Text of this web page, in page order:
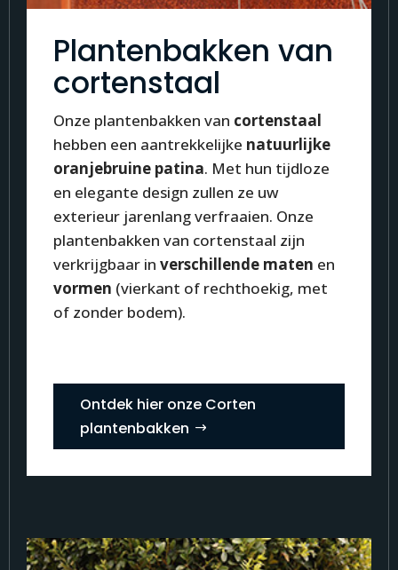
Plantenbakken van
cortenstaal
Onze plantenbakken van cortenstaal
hebben een aantrekkelijke natuurlijke
oranjebruine patina. Met hun tijdloze
en elegante design zullen ze uw
exterieur jarenlang verfraaien. Onze
plantenbakken van cortenstaal zijn
verkrijgbaar in verschillende maten en
vormen (vierkant of rechthoekig, met
of zonder bodem).
Ontdek hier onze Corten
plantenbakken